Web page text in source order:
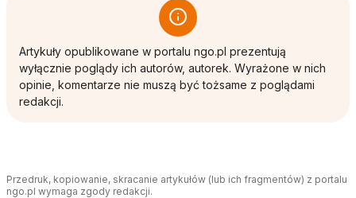
Artykuły opublikowane w portalu ngo.pl prezentują
wyłącznie poglądy ich autorów, autorek. Wyrażone w nich
opinie, komentarze nie muszą być tożsame z poglądami
redakcji.
Przedruk, kopiowanie, skracanie artykułów (lub ich fragmentów) z portalu
ngo.pl wymaga zgody redakcji.